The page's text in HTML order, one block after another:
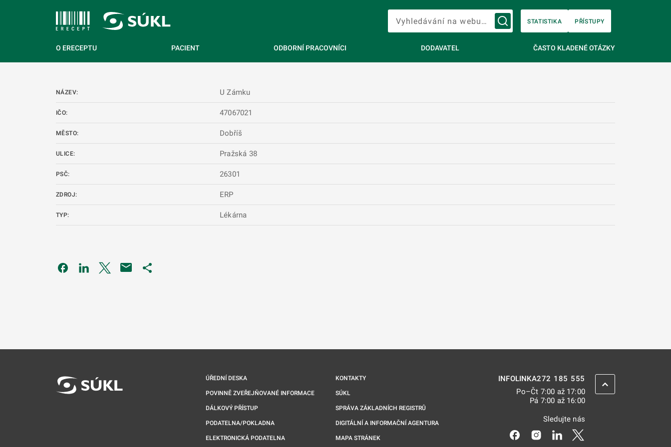
Vyhledávání na webu…
STATISTIKA PŘÍSTUPY
O ERECEPTU PACIENT ODBORNÍ PRACOVNÍCI DODAVATEL ČASTO KLADENÉ OTÁZKY
NÁZEV: U Zámku
IČO: 47067021
MĚSTO: Dobříš
ULICE: Pražská 38
PSČ: 26301
ZDROJ: ERP
TYP: Lékárna
Odkaz se otevře na nové kartě
Odkaz se otevře na nové kartě
Odkaz se otevře na nové kartě
ÚŘEDNÍ DESKA
POVINNĚ ZVEŘEJŇOVANÉ INFORMACE
DÁLKOVÝ PŘÍSTUP
PODATELNA/POKLADNA
ELEKTRONICKÁ PODATELNA
KONTAKTY
SÚKL
SPRÁVA ZÁKLADNÍCH REGISTRŮ
DIGITÁLNÍ A INFORMAČNÍ AGENTURA
MAPA STRÁNEK
INFOLINKA272 185 555
Po–Čt 7:00 až 17:00
Pá 7:00 až 16:00
Sledujte nás
Odkaz se otevře na nové kartě
Odkaz se otevře na nové kartě
Odkaz se otevře na nové
ZPĚT NAHORU